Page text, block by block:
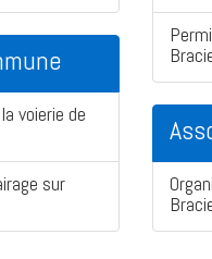
voierie de
sur